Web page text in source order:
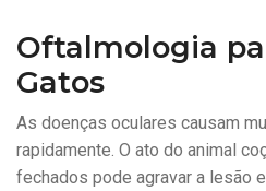
Oftalmologia
Gatos
As doenças oculares causam
rapidamente. O ato do animal
fechados pode agravar a lesão